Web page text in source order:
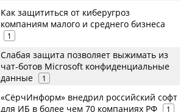
Как защититься от киберугроз
компаниям малого и среднего бизнеса
1
Слабая защита позволяет выжимать из
чат-ботов Microsoft конфиденциальные
данные
1
«СёрчИнформ» внедрил российский софт
для ИБ в более чем 70 компаниях РФ
1